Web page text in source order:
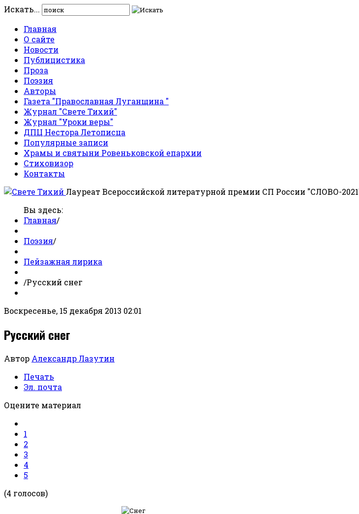
Искать...
Главная
О сайте
Новости
Публицистика
Проза
Поэзия
Авторы
Газета "Православная Луганщина "
Журнал "Свете Тихий"
Журнал "Уроки веры"
ДПЦ Нестора Летописца
Популярные записи
Храмы и святыни Ровеньковской епархии
Стиховизор
Контакты
Лауреат Всероссийской литературной премии СП России "СЛОВО-
Вы здесь:
Главная/
Поэзия/
Пейзажная лирика
/Русский снег
Воскресенье, 15 декабря 2013 02:01
Русский снег
Автор Александр Лазутин
Печать
Эл. почта
Оцените материал
1
2
3
4
5
(4 голосов)